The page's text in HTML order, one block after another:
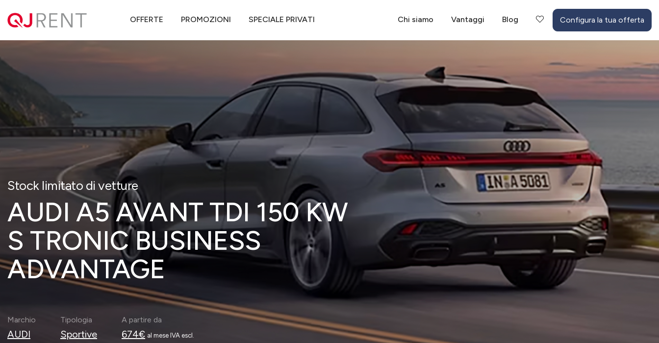
OFFERTE PROMOZIONI SPECIALE PRIVATI Chi siamo Vantaggi Blog Configura la tua offerta
QJ Rent Offerte noleggio lungo termine AUDI AUDI A5 AVANT TDI 150 KW S TRONIC BUSINESS ADVANTAGE
Stock limitato di vetture
AUDI A5 AVANT TDI 150 KW
S TRONIC BUSINESS
ADVANTAGE
Marchio
AUDI
Tipologia
Sportive
A partire da
674€ al mese IVA escl.